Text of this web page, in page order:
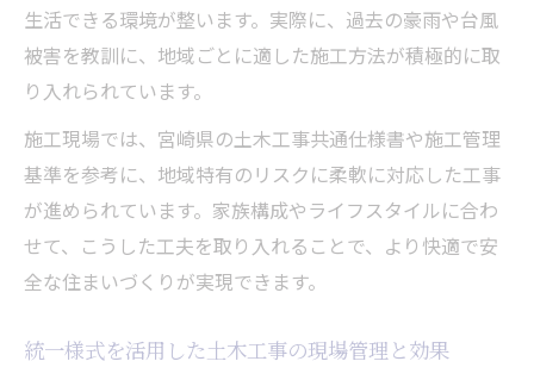
生活できる環境が整います。実際に、過去の豪雨や台風
被害を教訓に、地域ごとに適した施工方法が積極的に取
り入れられています。
施工現場では、宮崎県の土木工事共通仕様書や施工管理
基準を参考に、地域特有のリスクに柔軟に対応した工事
が進められています。家族構成やライフスタイルに合わ
せて、こうした工夫を取り入れることで、より快適で安
全な住まいづくりが実現できます。
統一様式を活用した土木工事の現場管理と効果